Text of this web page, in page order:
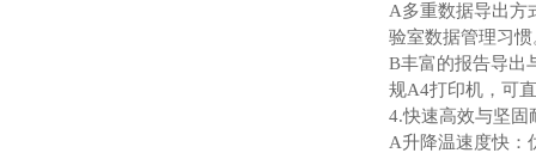
A多重数据导出方
验室数据管理习惯
B丰富的报告导出
规A4打印机，可
4.快速高效与坚固
A升降温速度快：